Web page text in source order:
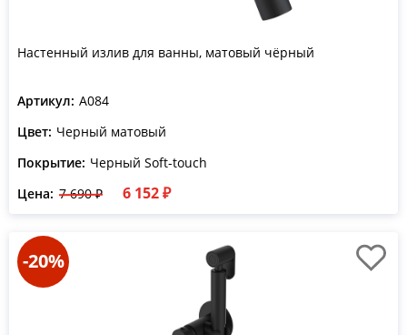
Настенный излив для ванны, матовый чёрный
Артикул: A084
Цвет: Черный матовый
Покрытие: Черный Soft-touch
Цена: 7 690 ₽ 6 152 ₽
-20%